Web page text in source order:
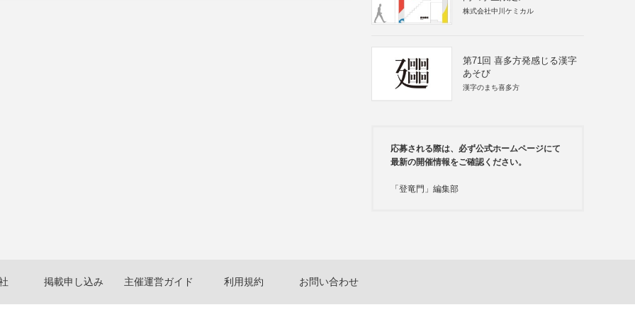
株式会社中川ケミカル
第71回 喜多方発感じる漢字
あそび
漢字のまち喜多方
応募される際は、必ず公式ホームページにて
最新の開催情報をご確認ください。
「登竜門」編集部
掲載申し込み 主催運営ガイド 利用規約 お問い合わせ